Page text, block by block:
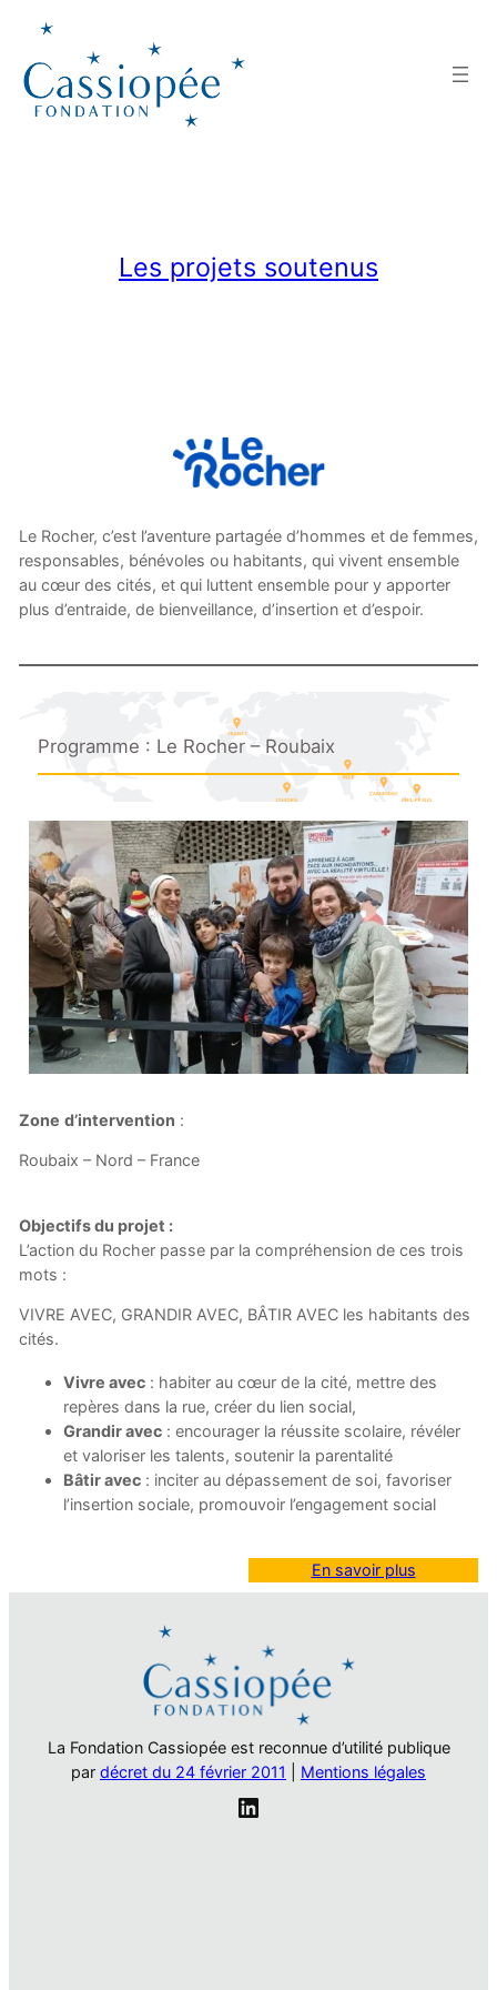
Aller
contenu
Les projets soutenus
Le Rocher, c’est l’aventure partagée d’hommes et de femmes,
responsables, bénévoles ou habitants, qui vivent ensemble
au cœur des cités, et qui luttent ensemble pour y apporter
plus d’entraide, de bienveillance, d’insertion et d’espoir.
Programme : Le Rocher – Roubaix
Zone d’intervention :
Roubaix – Nord – France
Objectifs du projet :
L’action du Rocher passe par la compréhension de ces trois
mots :
VIVRE AVEC, GRANDIR AVEC, BÂTIR AVEC les habitants des
cités.
Vivre avec: habiter au cœur de la cité, mettre des
repères dans la rue, créer du lien social,
Grandir avec: encourager la réussite scolaire, révéler
et valoriser les talents, soutenir la parentalité
Bâtir avec: inciter au dépassement de soi, favoriser
l’insertion sociale, promouvoir l’engagement social
En savoir plus
La Fondation Cassiopée est reconnue d’utilité publique
par décret du 24 février 2011 Mentions légales
LinkedIn